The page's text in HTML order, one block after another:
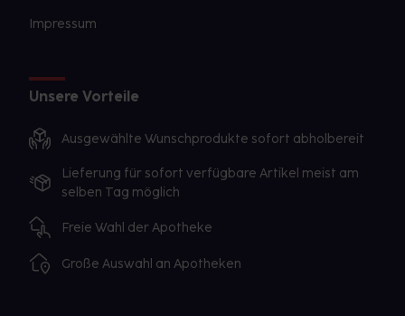
Impressum
Unsere Vorteile
Ausgewählte Wunschprodukte sofort abholbereit
Lieferung für sofort verfügbare Artikel meist am
selben Tag möglich
Freie Wahl der Apotheke
Große Auswahl an Apotheken